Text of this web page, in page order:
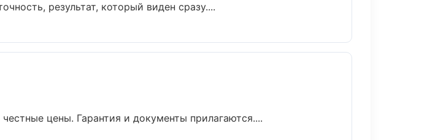
результат, который виден сразу....
цены. Гарантия и документы прилагаются....